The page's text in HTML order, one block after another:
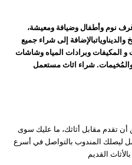
نوم وأطفال وضيافة ومعيشة،
إلى شراء جميع
و المكيفات وبرادات المياه وشاشات
والمُخيمات. شراء اثاث مستعمل
تقدم مقابل أثاثك، ما عليك سوى
ليصلك المندوب بالتواصل في أسرع